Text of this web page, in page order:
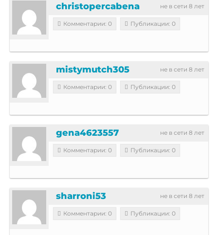
не в сети 8 лет
christopercabena
Комментарии: 0 Публикации: 0
не в сети 8 лет
mistymutch305
Комментарии: 0 Публикации: 0
не в сети 8 лет
gena4623557
Комментарии: 0 Публикации: 0
не в сети 8 лет
sharroni53
Комментарии: 0 Публикации: 0